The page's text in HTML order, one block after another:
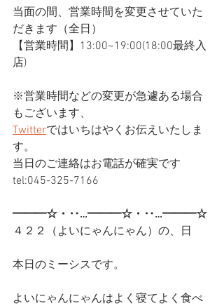
当面の間、営業時間を変更させていた
だきます（全日）
【営業時間】13:00~19:00(18:00最終入
店)
※営業時間などの変更が急遽ある場合
もございます、
Twitterではいちはやくお伝えいたしま
す。
当日のご連絡はお電話が確実です
tel:045-325-7166
━━━☆・‥…━━━☆・‥…━━━☆
４２２（よいにゃんにゃん）の、日
本日のミーシスです。
よいにゃんにゃんはよく寝てよく食べ